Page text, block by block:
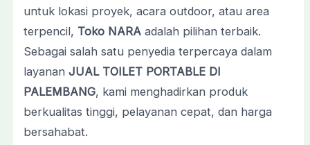
untuk lokasi proyek, acara outdoor, atau area
terpencil, Toko NARA adalah pilihan terbaik.
Sebagai salah satu penyedia terpercaya dalam
layanan JUAL TOILET PORTABLE DI
PALEMBANG, kami menghadirkan produk
berkualitas tinggi, pelayanan cepat, dan harga
bersahabat.